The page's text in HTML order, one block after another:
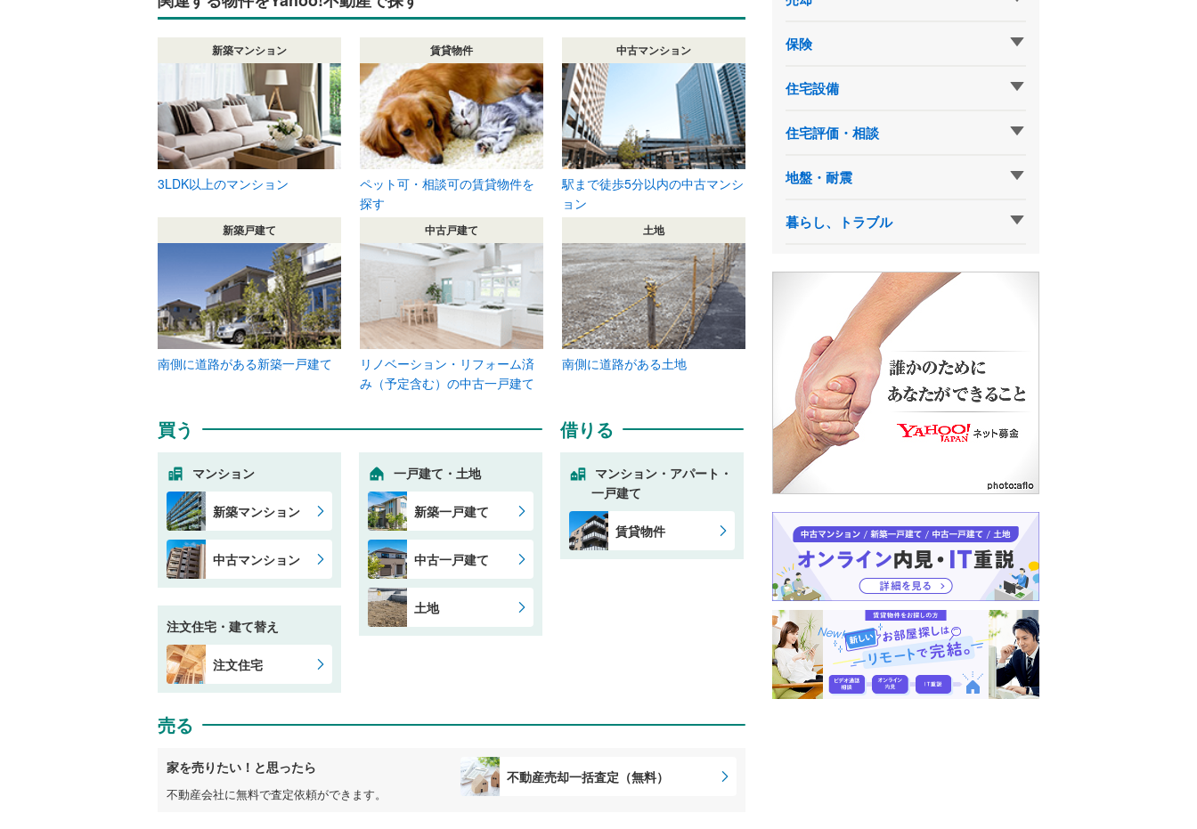
新築マンション
3LDK以上のマンション
賃貸物件
ペット可・相談可の賃貸物件を
探す
中古マンション
駅まで徒歩5分以内の中古マンシ
ョン
新築戸建て
南側に道路がある新築一戸建て
中古戸建て
リノベーション・リフォーム済
み（予定含む）の中古一戸建て
土地
南側に道路がある土地
買う
マンション
新築マンション
中古マンション
注文住宅・建て替え
注文住宅
一戸建て・土地
新築一戸建て
中古一戸建て
土地
借りる
マンション・アパート・
一戸建て
賃貸物件
売る
家を売りたい！と思ったら
不動産会社に無料で査定依頼ができます。
不動産売却一括査定（無料）
保険
住宅設備
住宅評価・相談
地盤・耐震
暮らし、トラブル